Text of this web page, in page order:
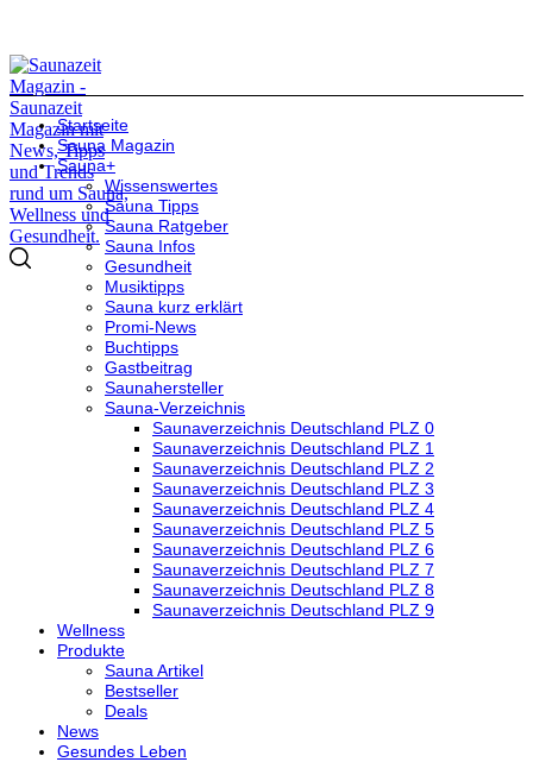
Startseite
Sauna Magazin
Sauna+
Wissenswertes
Sauna Tipps
Sauna Ratgeber
Sauna Infos
Gesundheit
Musiktipps
Sauna kurz erklärt
Promi-News
Buchtipps
Gastbeitrag
Saunahersteller
Sauna-Verzeichnis
Saunaverzeichnis Deutschland PLZ 0
Saunaverzeichnis Deutschland PLZ 1
Saunaverzeichnis Deutschland PLZ 2
Saunaverzeichnis Deutschland PLZ 3
Saunaverzeichnis Deutschland PLZ 4
Saunaverzeichnis Deutschland PLZ 5
Saunaverzeichnis Deutschland PLZ 6
Saunaverzeichnis Deutschland PLZ 7
Saunaverzeichnis Deutschland PLZ 8
Saunaverzeichnis Deutschland PLZ 9
Wellness
Produkte
Sauna Artikel
Bestseller
Deals
News
Gesundes Leben